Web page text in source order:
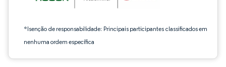
*Isenção de responsabilidade: Principais participantes classificados em
nenhuma ordem específica